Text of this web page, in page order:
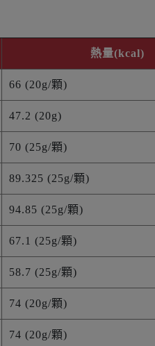
熱量(kcal)
66 (20g/顆)
47.2 (20g)
70 (25g/顆)
89.325 (25g/顆)
94.85 (25g/顆)
67.1 (25g/顆)
58.7 (25g/顆)
74 (20g/顆)
74 (20g/顆)